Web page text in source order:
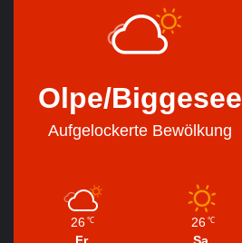
Olpe/Biggesee
Aufgelockerte Bewölkung
26 ℃ 26 ℃